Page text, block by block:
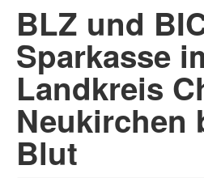
BLZ und
Sparkasse
Landkreis
Neukirchen
Blut